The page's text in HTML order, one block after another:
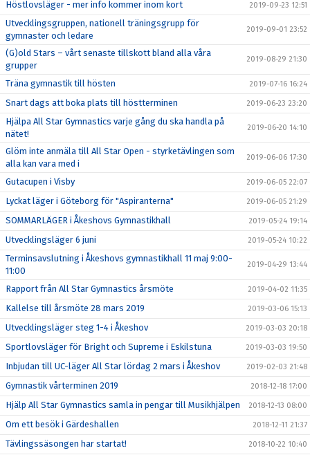
Höstlovsläger - mer info kommer inom kort 2019-09-23 12:51
Utvecklingsgruppen, nationell träningsgrupp för
gymnaster och ledare
2019-09-01 23:52
(G)old Stars – vårt senaste tillskott bland alla våra
grupper
2019-08-29 21:30
Träna gymnastik till hösten 2019-07-16 16:24
Snart dags att boka plats till höstterminen 2019-06-23 23:20
Hjälpa All Star Gymnastics varje gång du ska handla på
nätet!
2019-06-20 14:10
Glöm inte anmäla till All Star Open - styrketävlingen som
alla kan vara med i
2019-06-06 17:30
Gutacupen i Visby 2019-06-05 22:07
Lyckat läger i Göteborg för "Aspiranterna" 2019-06-05 21:29
SOMMARLÄGER i Åkeshovs Gymnastikhall 2019-05-24 19:14
Utvecklingsläger 6 juni 2019-05-24 10:22
Terminsavslutning i Åkeshovs gymnastikhall 11 maj 9:00-
11:00
2019-04-29 13:44
Rapport från All Star Gymnastics årsmöte 2019-04-02 11:35
Kallelse till årsmöte 28 mars 2019 2019-03-06 15:13
Utvecklingsläger steg 1-4 i Åkeshov 2019-03-03 20:18
Sportlovsläger för Bright och Supreme i Eskilstuna 2019-03-03 19:50
Inbjudan till UC-läger All Star lördag 2 mars i Åkeshov 2019-02-03 21:48
Gymnastik vårterminen 2019 2018-12-18 17:00
Hjälp All Star Gymnastics samla in pengar till Musikhjälpen 2018-12-13 08:00
Om ett besök i Gärdeshallen 2018-12-11 21:37
Tävlingssäsongen har startat! 2018-10-22 10:40